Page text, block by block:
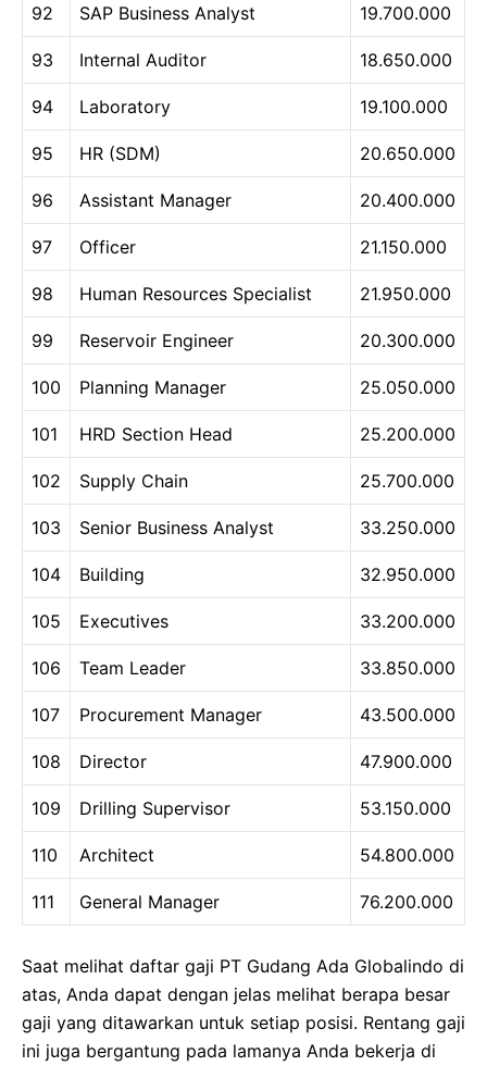
92 SAP Business Analyst 19.700.000
93 Internal Auditor 18.650.000
94 Laboratory 19.100.000
95 HR (SDM) 20.650.000
96 Assistant Manager 20.400.000
97 Officer 21.150.000
98 Human Resources Specialist 21.950.000
99 Reservoir Engineer 20.300.000
100 Planning Manager 25.050.000
101 HRD Section Head 25.200.000
102 Supply Chain 25.700.000
103 Senior Business Analyst 33.250.000
104 Building 32.950.000
105 Executives 33.200.000
106 Team Leader 33.850.000
107 Procurement Manager 43.500.000
108 Director 47.900.000
109 Drilling Supervisor 53.150.000
110 Architect 54.800.000
111 General Manager 76.200.000
Saat melihat daftar gaji PT Gudang Ada Globalindo di
atas, Anda dapat dengan jelas melihat berapa besar
gaji yang ditawarkan untuk setiap posisi. Rentang gaji
ini juga bergantung pada lamanya Anda bekerja di